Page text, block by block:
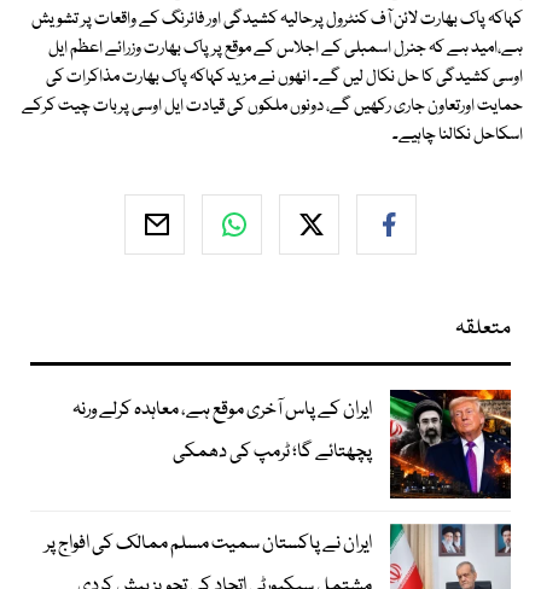
کہاکہ پاک بھارت لائن آف کنٹرول پرحالیہ کشیدگی اور فائرنگ کے واقعات پر تشویش
ہے،امید ہے کہ جنرل اسمبلی کے اجلاس کے موقع پرپاک بھارت وزرائے اعظم ایل
اوسی کشیدگی کا حل نکال لیں گے۔ انھوں نے مزید کہاکہ پاک بھارت مذاکرات کی
حمایت اورتعاون جاری رکھیں گے، دونوں ملکوں کی قیادت ایل اوسی پربات چیت کرکے
اسکاحل نکالنا چاہیے۔
متعلقہ
ایران کے پاس آخری موقع ہے، معاہدہ کرلے ورنہ
پچھتائے گا؛ ٹرمپ کی دھمکی
ایران نے پاکستان سمیت مسلم ممالک کی افواج پر